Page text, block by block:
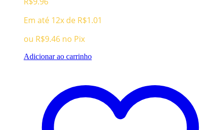
Em até 12x de R$1.01
ou R$9.46 no Pix
Adicionar ao carrinho